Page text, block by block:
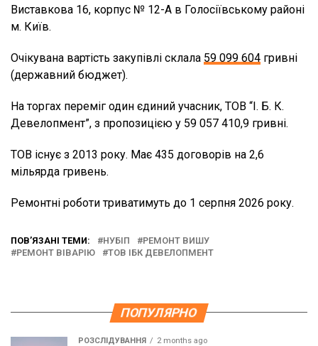
Виставкова 16, корпус № 12-А в Голосіївському районі
м. Київ.
Очікувана вартість закупівлі склала 59 099 604 гривні
(державний бюджет).
На торгах переміг один єдиний учасник, ТОВ “І. Б. К.
Девелопмент”, з пропозицією у 59 057 410,9 гривні.
ТОВ існує з 2013 року. Має 435 договорів на 2,6
мільярда гривень.
Ремонтні роботи триватимуть до 1 серпня 2026 року.
ПОВ’ЯЗАНІ ТЕМИ: НУБІП
РЕМОНТ ВИШУ
РЕМОНТ ВІВАРІЮ
ТОВ ІБК ДЕВЕЛОПМЕНТ
ПОПУЛЯРНО
РОЗСЛІДУВАННЯ 2 months ago